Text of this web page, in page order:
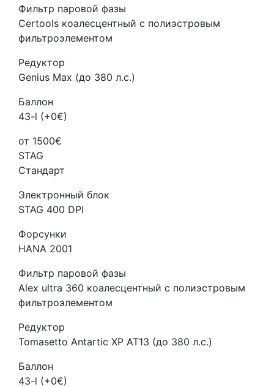
Фильтр паровой фазы
Certools коалесцентный с полиэстровым
фильтроэлементом
Редуктор
Genius Max (до 380 л.с.)
Баллон
43-l (+0€)
от 1500€
STAG
Стандарт
Электронный блок
STAG 400 DPI
Форсунки
HANA 2001
Фильтр паровой фазы
Alex ultra 360 коалесцентный с полиэстровым
фильтроэлементом
Редуктор
Tomasetto Antartic XP AT13 (до 380 л.с.)
Баллон
43-l (+0€)